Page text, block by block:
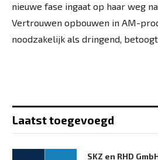
nieuwe fase ingaat op haar weg
Vertrouwen opbouwen in AM-
noodzakelijk als dringend,
Laatst toegevoegd
SKZ en RHD